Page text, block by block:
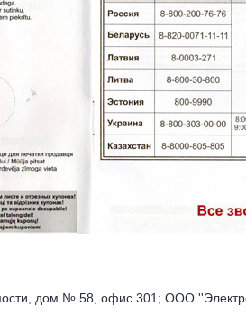
дом № 58, офис 301; ООО